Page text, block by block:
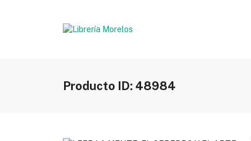
Producto ID: 48984